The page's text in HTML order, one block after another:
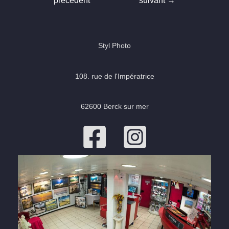
Styl Photo
108. rue de l'Impératrice
62600 Berck sur mer